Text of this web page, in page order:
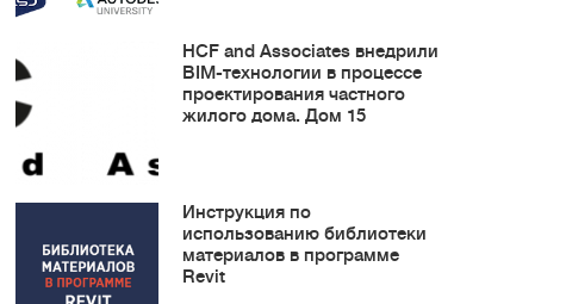
HCF and Associates внедрили
BIM-технологии в процессе
проектирования частного
жилого дома. Дом 15
Инструкция по
использованию библиотеки
материалов в программе
Revit